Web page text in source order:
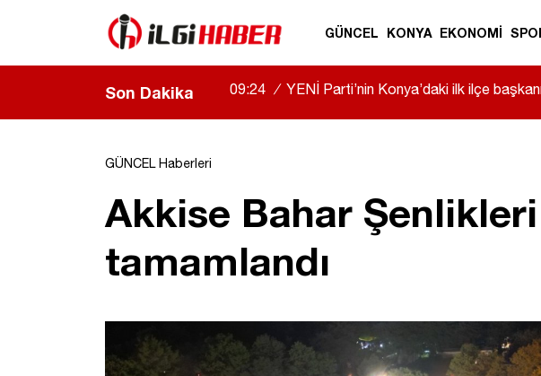
GÜNCEL KONYA EKONOMİ
Son Dakika 16:06 / “Bu gençler bizim gençlerimiz” Konya’da
uğurlandı |
GÜNCEL Haberleri
Akkise Bahar
tamamlandı